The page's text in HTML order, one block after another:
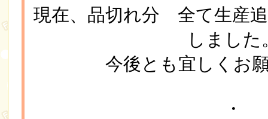
現在、品切れ分 全て生産
しました
今後とも宜しくお
・